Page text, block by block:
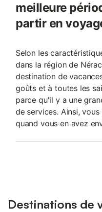
meilleure
partir en
Selon les
dans la région de
destination de
goûts et à toutes les
parce qu'il y a une
de services. Ainsi,
quand vous en avez
Destinations de